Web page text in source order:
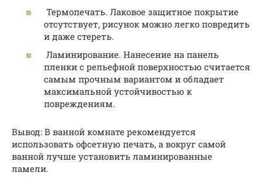
Термопечать. Лаковое защитное покрытие
отсутствует, рисунок можно легко повредить
и даже стереть.
Ламинирование. Нанесение на панель
пленки с рельефной поверхностью считается
самым прочным вариантом и обладает
максимальной устойчивостью к
повреждениям.
Вывод: В ванной комнате рекомендуется
использовать офсетную печать, а вокруг самой
ванной лучше установить ламинированные
ламели.